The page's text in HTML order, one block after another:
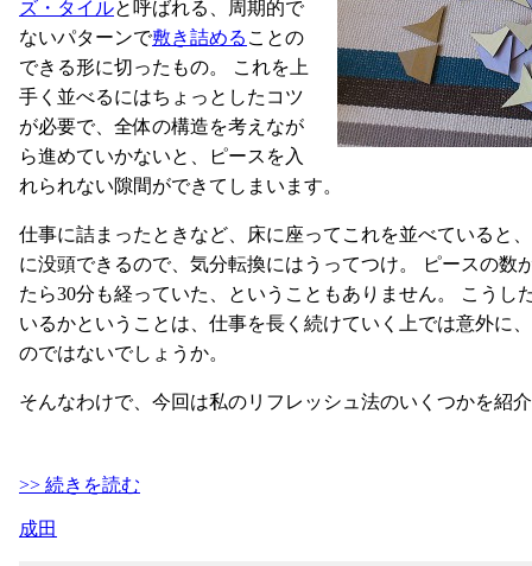
ズ・タイルと呼ばれる、周期的で
ないパターンで敷き詰める ことの
できる形に切ったもの。 これを上
手く並べるにはちょっとしたコツ
が必要で、全体の構造を考えなが
ら進めていかないと、ピースを入
れられない隙間ができてしまいます。
仕事に詰まったときなど、床に座ってこれを並べていると
に没頭できるので、気分転換にはうってつけ。 ピースの数
たら30分も経っていた、ということもありません。 こうし
いるかということは、仕事を長く続けていく上では意外に
のではないでしょうか。
そんなわけで、今回は私のリフレッシュ法のいくつかを紹
>> 続きを読む
成田